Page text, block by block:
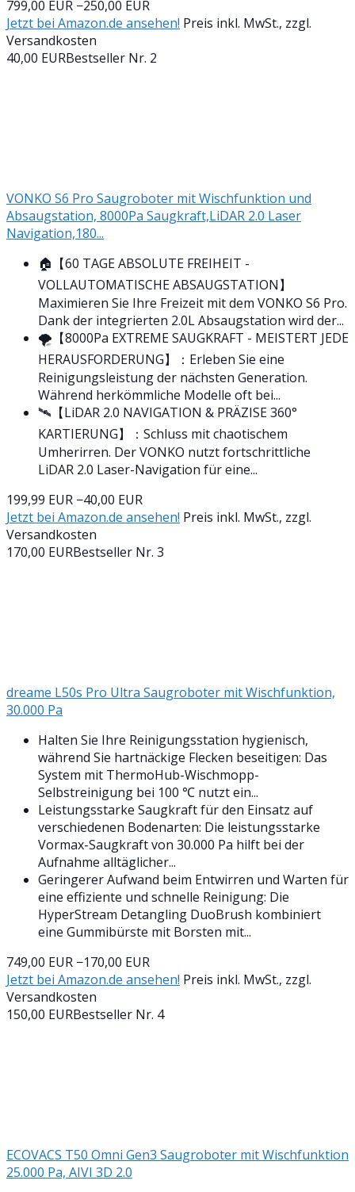
799,00 EUR −250,00 EUR
Jetzt bei Amazon.de ansehen! Preis inkl. MwSt., zzgl.
Versandkosten
40,00 EURBestseller Nr. 2
VONKO S6 Pro Saugroboter mit Wischfunktion und
Absaugstation, 8000Pa Saugkraft,LiDAR 2.0 Laser
Navigation,180...
🏠【60 TAGE ABSOLUTE FREIHEIT -
VOLLAUTOMATISCHE ABSAUGSTATION】
Maximieren Sie Ihre Freizeit mit dem VONKO S6 Pro.
Dank der integrierten 2.0L Absaugstation wird der...
🌪️【8000Pa EXTREME SAUGKRAFT - MEISTERT JEDE
HERAUSFORDERUNG】：Erleben Sie eine
Reinigungsleistung der nächsten Generation.
Während herkömmliche Modelle oft bei...
🛰️【LiDAR 2.0 NAVIGATION & PRÄZISE 360°
KARTIERUNG】：Schluss mit chaotischem
Umherirren. Der VONKO nutzt fortschrittliche
LiDAR 2.0 Laser-Navigation für eine...
199,99 EUR −40,00 EUR
Jetzt bei Amazon.de ansehen! Preis inkl. MwSt., zzgl.
Versandkosten
170,00 EURBestseller Nr. 3
dreame L50s Pro Ultra Saugroboter mit Wischfunktion,
30.000 Pa
Halten Sie Ihre Reinigungsstation hygienisch,
während Sie hartnäckige Flecken beseitigen: Das
System mit ThermoHub-Wischmopp-
Selbstreinigung bei 100 ℃ nutzt ein...
Leistungsstarke Saugkraft für den Einsatz auf
verschiedenen Bodenarten: Die leistungsstarke
Vormax-Saugkraft von 30.000 Pa hilft bei der
Aufnahme alltäglicher...
Geringerer Aufwand beim Entwirren und Warten für
eine effiziente und schnelle Reinigung: Die
HyperStream Detangling DuoBrush kombiniert
eine Gummibürste mit Borsten mit...
749,00 EUR −170,00 EUR
Jetzt bei Amazon.de ansehen! Preis inkl. MwSt., zzgl.
Versandkosten
150,00 EURBestseller Nr. 4
ECOVACS T50 Omni Gen3 Saugroboter mit Wischfunktion
25.000 Pa, AIVI 3D 2.0